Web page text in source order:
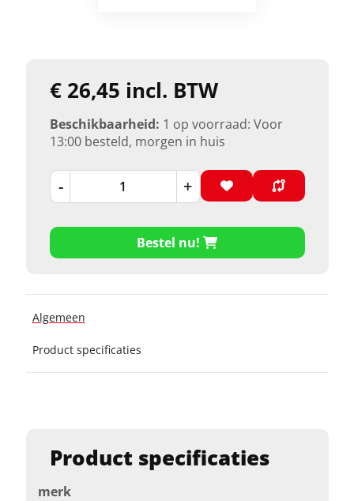
Product specificaties
merk
€ 26,45 incl. BTW
Beschikbaarheid: 1 op voorraad: Voor
13:00 besteld, morgen in huis
- +
Bestel nu!
Algemeen
Product specificaties